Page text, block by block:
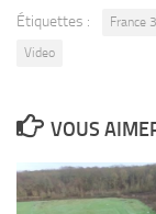
Étiquettes : France
Video
VOUS